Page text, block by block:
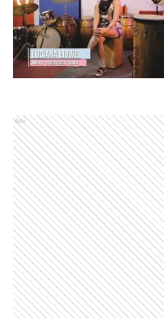
Ads